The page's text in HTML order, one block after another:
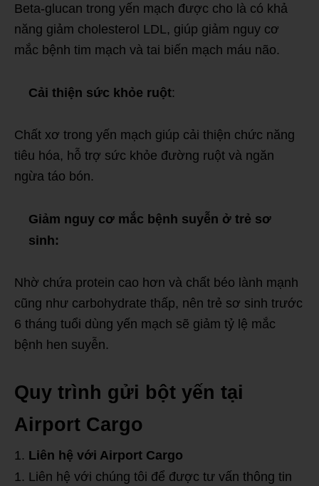
Beta-glucan trong yến mạch được cho là có khả
năng giảm cholesterol LDL, giúp giảm nguy cơ
mắc bệnh tim mạch và tai biến mạch máu não.
Cải thiện sức khỏe ruột:
Chất xơ trong yến mạch giúp cải thiện chức năng
tiêu hóa, hỗ trợ sức khỏe đường ruột và ngăn
ngừa táo bón.
Giảm nguy cơ mắc bệnh suyễn ở trẻ sơ
sinh:
Nhờ chứa protein cao hơn và chất béo lành mạnh
cũng như carbohydrate thấp, nên trẻ sơ sinh trước
6 tháng tuổi dùng yến mạch sẽ giảm tỷ lệ mắc
bệnh hen suyễn.
Quy trình gửi bột yến tại
Airport Cargo
Liên hệ với Airport Cargo
Liên hệ với chúng tôi để được tư vấn thông tin